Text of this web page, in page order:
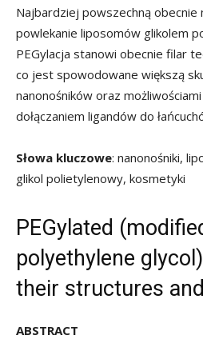
Najbardziej powszechną
powlekanie liposomów glikolem
PEGylacja stanowi obecnie filar
co jest spowodowane większą
nanonośników oraz
dołączaniem ligandów do
Słowa kluczowe: nanonośniki,
glikol polietylenowy, kosmetyki
PEGylated
polyethylene
their structures
ABSTRACT